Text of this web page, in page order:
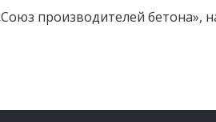
производителей